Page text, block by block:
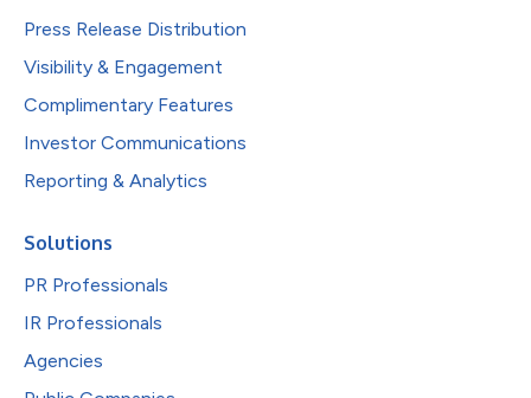
Press Release Distribution
Visibility & Engagement
Complimentary Features
Investor Communications
Reporting & Analytics
Solutions
PR Professionals
IR Professionals
Agencies